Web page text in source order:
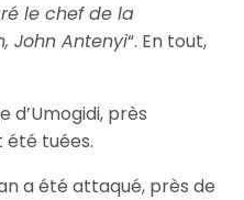
le chef de la
John Antenyi“. En tout,
d’Umogidi, près
été tuées.
a été attaqué, près de